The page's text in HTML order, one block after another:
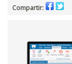
Compartir: